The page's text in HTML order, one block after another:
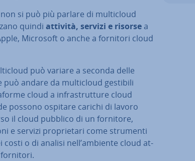
si può più parlare di mul­ti­cloud
quindi attività, servizi e risorsea
Microsoft o anche a fornitori cloud
può variare a seconda delle
può andare da mul­ti­cloud gestibili
cloud a in­fra­strut­tu­re cloud
possono ospitare carichi di lavoro
il cloud pubblico di un fornitore,
e servizi pro­prie­ta­ri come strumenti
costi o di analisi nell’ambiente cloud at­